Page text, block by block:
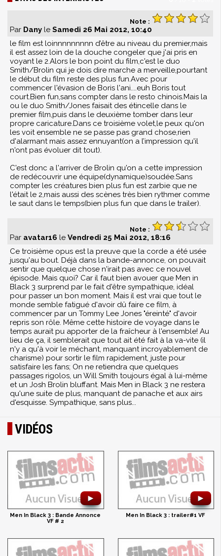
Note :
Par Dany le Samedi 26 Mai 2012, 10:40
le film est loinnnnnnnnn d’être au niveau du premier,mais
il est assez loin de la douche congeler que j'ai pris en
voyant le 2.Alors le bon point du film,c'est le duo
Smith/Brolin qui je dois dire marche a merveille,pourtant
le début du film reste des plus fun.Avec pour
commencer l'évasion de Boris l'ani....euh Boris tout
court.Bien fun,sans compter dans le resto chinois.Mais la
ou le duo Smith/Jones faisait des étincelle dans le
premier film,puis dans le deuxième tomber dans leur
propre caricature.Dans ce troisième volet,le peux qu'on
les voit ensemble ne se passe pas grand chose,rien
d'alarmant mais assez ennuyant(on a l’impression qu'il
n'ont pas évoluer dit tout).
C'est donc a l'arriver de Brolin qu'on a cette impression
de redécouvrir une équipe(dynamique)soudée.Sans
compter les créatures bien plus fun est zarbie que ne
l'était le 2,mais aussi des scènes très bien rythmer comme
le saut dans le temps(bien plus fun que dans le trailer).
Note :
Par avatar16 le Vendredi 25 Mai 2012, 18:16
Ce troisième opus est la preuve que la corde a été usée
jusqu'au bout. Déjà dans la bande-annonce, on pouvait
sentir que quelque chose n'irait pas avec ce nouvel
épisode. Mais quoi? Car il faut bien avouer que Men in
Black 3 surprend par le fait d'être sympathique, idéal
pour passer un bon moment. Mais il est vrai que tout le
monde semble fatigué d'avoir dû faire ce film, à
commencer par un Tommy Lee Jones "éreinté" d'avoir
repris son rôle. Même cette histoire de voyage dans le
temps aurait pu apporter de la fraîcheur à l'ensemble! Au
lieu de ça, il semblerait que tout ait été fait à la va-vite (il
n'y a qu'à voir le méchant, manquant incroyablement de
charisme) pour sortir le film rapidement, juste pour
satisfaire les fans; On ne retiendra que quelques
passages rigolos, un Will Smith toujours égal à lui-même
et un Josh Brolin bluffant. Mais Men in Black 3 ne restera
qu'une suite de plus, manquant de panache et aux airs
d'esquisse. Sympathique, sans plus...
VIDÉOS
►
Men In Black 3 : Bande Annonce
VF # 2
►
Men In Black 3 : trailer#1 VF